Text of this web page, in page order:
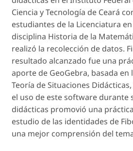
Ciencia y Tecnología de Ceará
estudiantes de la Licenciatura
disciplina Historia de la
realizó la recolección de datos.
resultado alcanzado fue una
aporte de GeoGebra, basada en
Teoría de Situaciones
el uso de este software durante
didácticas promovió una
estudio de las identidades de
una mejor comprensión del